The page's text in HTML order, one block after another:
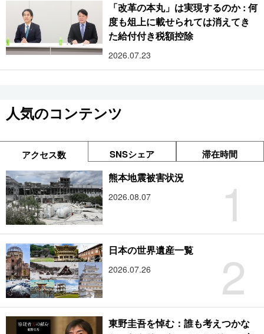
「改革の本丸」は実現するのか : 何
度も俎上に載せられては消えてき
た給付付き税額控除
2026.07.23
人気のコンテンツ
アクセス数 SNSシェア 滞在時間
1
熊本地震被害状況
2026.08.07
2
日本の世界遺産一覧
2026.07.26
東野圭吾を悼む：誰も考えつかな